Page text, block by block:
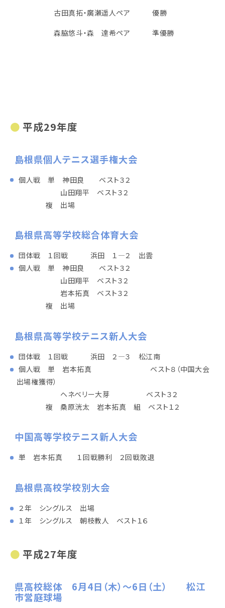
古田真拓・廣瀬遥人ペア 優勝
森脇悠斗・森 達希ペア 準優勝
平成29年度
島根県個人テニス選手権大会
個人戦 単 神田良 ベスト３２
山田翔平 ベスト３２
複 出場
島根県高等学校総合体育大会
団体戦 １回戦 浜田 １―２ 出雲
個人戦 単 神田良 ベスト３２
山田翔平 ベスト３２
岩本拓真 ベスト３２
複 出場
島根県高等学校テニス新人大会
団体戦 １回戦 浜田 ２―３ 松江南
個人戦 単 岩本拓真 ベスト８（中国大会
出場権獲得）
ヘネベリー大芽 ベスト３２
複 桑原洸太 岩本拓真 組 ベスト１２
中国高等学校テニス新人大会
単 岩本拓真 １回戦勝利 ２回戦敗退
島根県高校学校別大会
２年 シングルス 出場
１年 シングルス 朝枝教人 ベスト１６
平成27年度
県高校総体 6月4日（木）～6日（土） 松江
市営庭球場